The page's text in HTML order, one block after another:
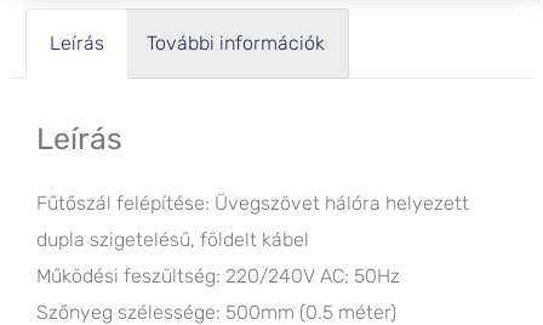
Leírás További információk
Leírás
Fűtőszál felépítése: Üvegszövet hálóra helyezett
dupla szigetelésű, földelt kábel
Működési feszültség: 220/240V AC; 50Hz
Szőnyeg szélessége: 500mm (0.5 méter)